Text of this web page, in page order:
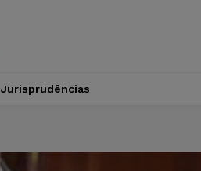
Jurisprudências